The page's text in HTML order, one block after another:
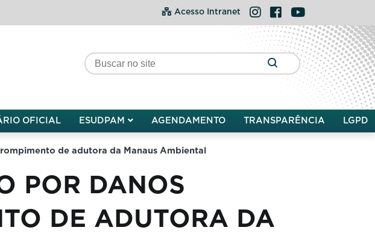
Acesso Intranet Instagram
FacebookYouTube
OFICIAL ESUDPAM AGENDAMENTO TRANSPARÊNCIA LGPD
de adutora da Manaus Ambiental
POR DANOS
DE ADUTORA DA